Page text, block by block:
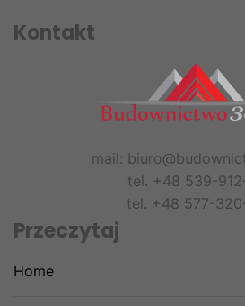
Kontakt
mail:
tel. +48 539-
tel. +48 577-
Przeczytaj
Home